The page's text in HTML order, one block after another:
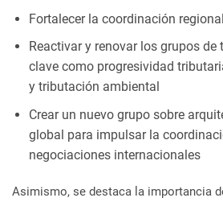
Fortalecer la coordinación
Reactivar y renovar los grupos de
clave como progresividad
y tributación ambiental
Crear un nuevo grupo sobre
global para impulsar la
negociaciones internacionales
Asimismo, se destaca la importancia